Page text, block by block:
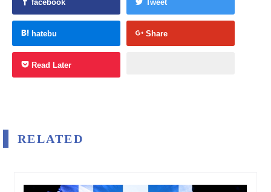
facebook Tweet
hatebu Share
Read Later
RELATED